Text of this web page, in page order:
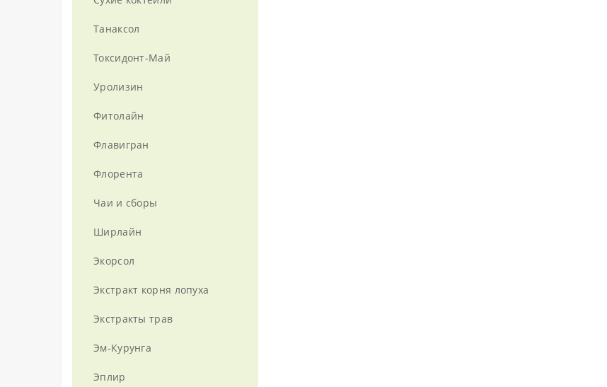
Танаксол
Токсидонт-Май
Уролизин
Фитолайн
Флавигран
Флорента
Чаи и сборы
Ширлайн
Экорсол
Экстракт корня лопуха
Экстракты трав
Эм-Курунга
Эплир